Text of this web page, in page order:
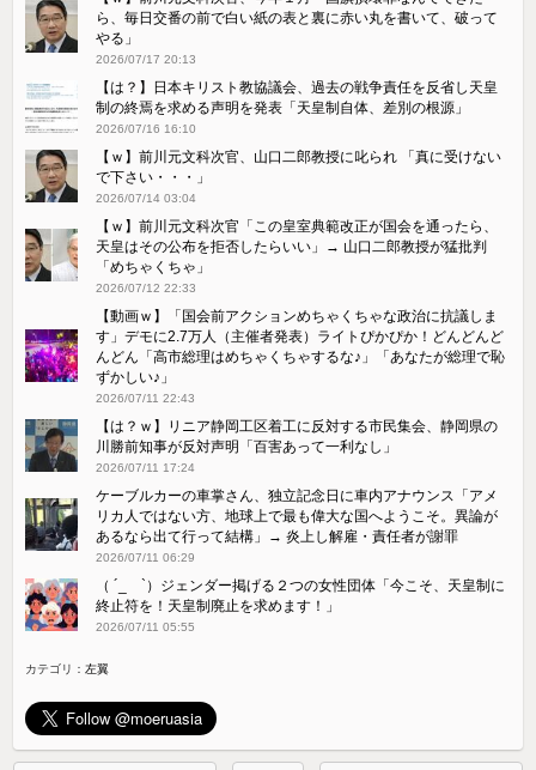
ら、毎日交番の前で白い紙の表と裏に赤い丸を書いて、破って
やる」
2026/07/17 20:13
【は？】日本キリスト教協議会、過去の戦争責任を反省し天皇
制の終焉を求める声明を発表「天皇制自体、差別の根源」
2026/07/16 16:10
【ｗ】前川元文科次官、山口二郎教授に叱られ 「真に受けない
で下さい・・・」
2026/07/14 03:04
【ｗ】前川元文科次官「この皇室典範改正が国会を通ったら、
天皇はその公布を拒否したらいい」→ 山口二郎教授が猛批判
「めちゃくちゃ」
2026/07/12 22:33
【動画ｗ】「国会前アクションめちゃくちゃな政治に抗議しま
す」デモに2.7万人（主催者発表）ライトぴかぴか！どんどんど
んどん「高市総理はめちゃくちゃするな♪」「あなたが総理で恥
ずかしい♪」
2026/07/11 22:43
【は？ｗ】リニア静岡工区着工に反対する市民集会、静岡県の
川勝前知事が反対声明「百害あって一利なし」
2026/07/11 17:24
ケーブルカーの車掌さん、独立記念日に車内アナウンス「アメ
リカ人ではない方、地球上で最も偉大な国へようこそ。異論が
あるなら出て行って結構」→ 炎上し解雇・責任者が謝罪
2026/07/11 06:29
（ ´_ゝ`）ジェンダー掲げる２つの女性団体「今こそ、天皇制に
終止符を！天皇制廃止を求めます！」
2026/07/11 05:55
カテゴリ：左翼